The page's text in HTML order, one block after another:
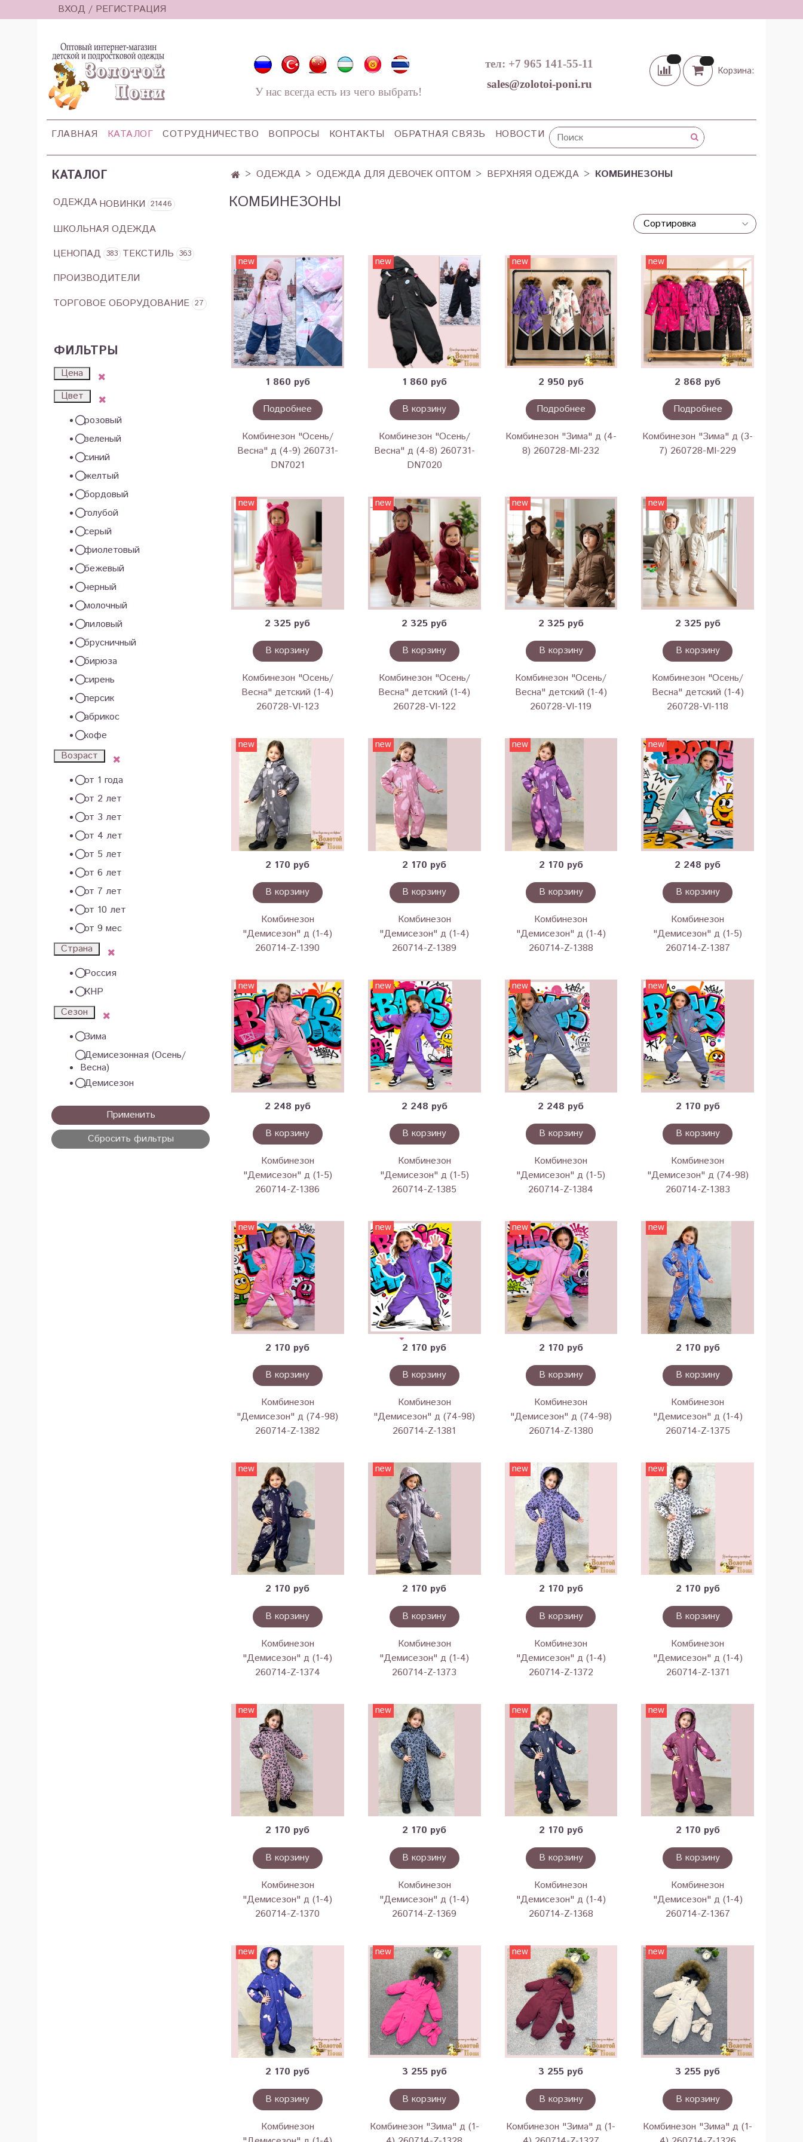
ВХОД / РЕГИСТРАЦИЯ
У нас всегда есть из чего выбрать!
тел: +7 965 141-55-11
sales@zolotoi-poni.ru
Корзина:
ГЛАВНАЯ КАТАЛОГ СОТРУДНИЧЕСТВО ВОПРОСЫ КОНТАКТЫ ОБРАТНАЯ СВЯЗЬ НОВОСТИ
ОДЕЖДА ОДЕЖДА ДЛЯ ДЕВОЧЕК ОПТОМ ВЕРХНЯЯ ОДЕЖДА КОМБИНЕЗОНЫ
КОМБИНЕЗОНЫ
new
1 860 руб
Подробнее
Комбинезон "Осень/
Весна" д (4-9) 260731-
DN7021
new
1 860 руб
В корзину
Комбинезон "Осень/
Весна" д (4-8) 260731-
DN7020
new
2 950 руб
Подробнее
Комбинезон "Зима" д (4-
8) 260728-MI-232
new
2 868 руб
Подробнее
Комбинезон "Зима" д (3-
7) 260728-MI-229
new
2 325 руб
В корзину
Комбинезон "Осень/
Весна" детский (1-4)
260728-VI-123
new
2 325 руб
В корзину
Комбинезон "Осень/
Весна" детский (1-4)
260728-VI-122
new
2 325 руб
В корзину
Комбинезон "Осень/
Весна" детский (1-4)
260728-VI-119
new
2 325 руб
В корзину
Комбинезон "Осень/
Весна" детский (1-4)
260728-VI-118
new
2 170 руб
В корзину
Комбинезон
"Демисезон" д (1-4)
260714-Z-1390
new
2 170 руб
В корзину
Комбинезон
"Демисезон" д (1-4)
260714-Z-1389
new
2 170 руб
В корзину
Комбинезон
"Демисезон" д (1-4)
260714-Z-1388
new
2 248 руб
В корзину
Комбинезон
"Демисезон" д (1-5)
260714-Z-1387
new
2 248 руб
В корзину
Комбинезон
"Демисезон" д (1-5)
260714-Z-1386
new
2 248 руб
В корзину
Комбинезон
"Демисезон" д (1-5)
260714-Z-1385
new
2 248 руб
В корзину
Комбинезон
"Демисезон" д (1-5)
260714-Z-1384
new
2 170 руб
В корзину
Комбинезон
"Демисезон" д (74-98)
260714-Z-1383
new
2 170 руб
В корзину
Комбинезон
"Демисезон" д (74-98)
260714-Z-1382
new
2 170 руб
В корзину
Комбинезон
"Демисезон" д (74-98)
260714-Z-1381
new
2 170 руб
В корзину
Комбинезон
"Демисезон" д (74-98)
260714-Z-1380
new
2 170 руб
В корзину
Комбинезон
"Демисезон" д (1-4)
260714-Z-1375
new
2 170 руб
В корзину
Комбинезон
"Демисезон" д (1-4)
260714-Z-1374
new
2 170 руб
В корзину
Комбинезон
"Демисезон" д (1-4)
260714-Z-1373
new
2 170 руб
В корзину
Комбинезон
"Демисезон" д (1-4)
260714-Z-1372
new
2 170 руб
В корзину
Комбинезон
"Демисезон" д (1-4)
260714-Z-1371
new
2 170 руб
В корзину
Комбинезон
"Демисезон" д (1-4)
260714-Z-1370
new
2 170 руб
В корзину
Комбинезон
"Демисезон" д (1-4)
260714-Z-1369
new
2 170 руб
В корзину
Комбинезон
"Демисезон" д (1-4)
260714-Z-1368
new
2 170 руб
В корзину
Комбинезон
"Демисезон" д (1-4)
260714-Z-1367
new
2 170 руб
В корзину
Комбинезон
new
3 255 руб
В корзину
Комбинезон "Зима" д (1-
new
3 255 руб
В корзину
Комбинезон "Зима" д (1-
new
3 255 руб
В корзину
Комбинезон "Зима" д (1-
КАТАЛОГ
ОДЕЖДАНОВИНКИ 21446
ШКОЛЬНАЯ ОДЕЖДА
ЦЕНОПАД 383 ТЕКСТИЛЬ 363
ПРОИЗВОДИТЕЛИ
ТОРГОВОЕ ОБОРУДОВАНИЕ 27
ФИЛЬТРЫ
Цена
Цвет
розовый
зеленый
синий
желтый
бордовый
голубой
серый
фиолетовый
бежевый
черный
молочный
лиловый
брусничный
бирюза
сирень
персик
абрикос
кофе
Возраст
от 1 года
от 2 лет
от 3 лет
от 4 лет
от 5 лет
от 6 лет
от 7 лет
от 10 лет
от 9 мес
Страна
Россия
КНР
Сезон
Зима
Демисезонная (Осень/
Весна)
Демисезон
Применить
Сбросить фильтры